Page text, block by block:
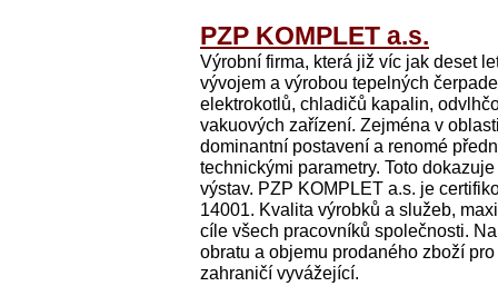
PZP KOMPLET a.s.
Výrobní firma, která již víc jak deset
vývojem a výrobou tepelných
elektrokotlů, chladičů kapalin,
vakuových zařízení. Zejména v
dominantní postavení a renomé
technickými parametry. Toto
výstav. PZP KOMPLET a.s. je
14001. Kvalita výrobků a služeb,
cíle všech pracovníků společnosti.
obratu a objemu prodaného zboží
zahraničí vyvážející.